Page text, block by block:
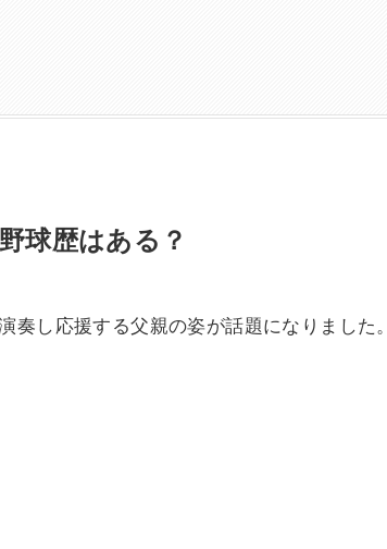
球歴はある？
奏し応援する父親の姿が話題になりました。